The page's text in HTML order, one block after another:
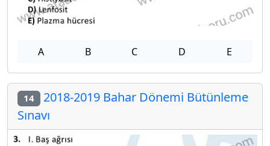
A B C D E
14 2018-2019 Bahar Dönemi Bütünleme
Sınavı